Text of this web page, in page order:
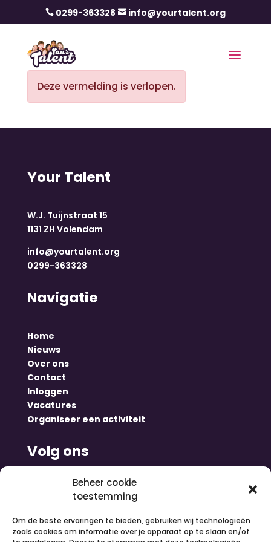
Beheer cookie
toestemming
Om de beste ervaringen te bieden, gebruiken wij technologieën
zoals cookies om informatie over je apparaat op te slaan en/of
 0299-363328  info@yourtalent.org
Deze vermelding is verlopen.
Your Talent
W.J. Tuijnstraat 15
1131 ZH Volendam
info@yourtalent.org
0299-363328
Navigatie
Home
Nieuws
Over ons
Contact
Inloggen
Vacatures
Organiseer een activiteit
Volg ons